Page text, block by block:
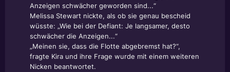
Anzeigen schwächer geworden sind...“
Melissa Stewart nickte, als ob sie genau bescheid
wüsste: „Wie bei der Defiant: Je langsamer, desto
schwächer die Anzeigen...“
„Meinen sie, dass die Flotte abgebremst hat?“,
fragte Kira und ihre Frage wurde mit einem weiteren
Nicken beantwortet.